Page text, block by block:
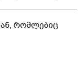
რომლებიც